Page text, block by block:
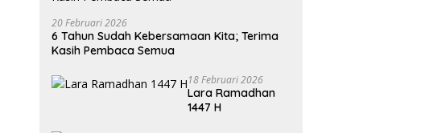
20 Februari 2026
6 Tahun Sudah Kebersamaan Kita; Terima
Kasih Pembaca Semua
18 Februari 2026
Lara Ramadhan
1447 H